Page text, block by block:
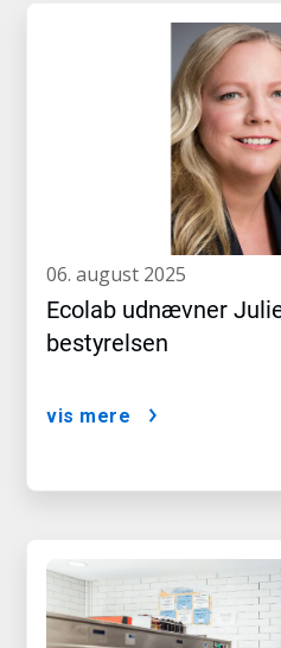
06. august 2025
Ecolab udnævner
bestyrelsen
vis mere